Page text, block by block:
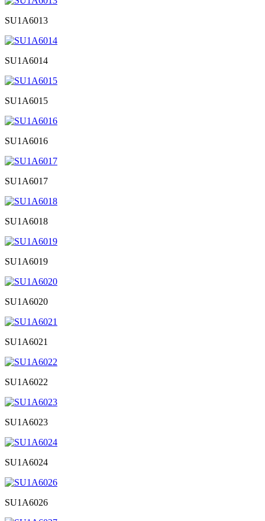
SU1A6013
SU1A6014
SU1A6015
SU1A6016
SU1A6017
SU1A6018
SU1A6019
SU1A6020
SU1A6021
SU1A6022
SU1A6023
SU1A6024
SU1A6026